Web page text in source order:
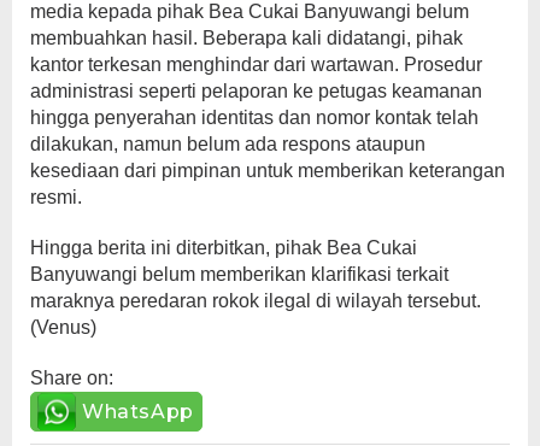
media kepada pihak Bea Cukai Banyuwangi belum
membuahkan hasil. Beberapa kali didatangi, pihak
kantor terkesan menghindar dari wartawan. Prosedur
administrasi seperti pelaporan ke petugas keamanan
hingga penyerahan identitas dan nomor kontak telah
dilakukan, namun belum ada respons ataupun
kesediaan dari pimpinan untuk memberikan keterangan
resmi.
Hingga berita ini diterbitkan, pihak Bea Cukai
Banyuwangi belum memberikan klarifikasi terkait
maraknya peredaran rokok ilegal di wilayah tersebut.
(Venus)
Share on:
WhatsApp